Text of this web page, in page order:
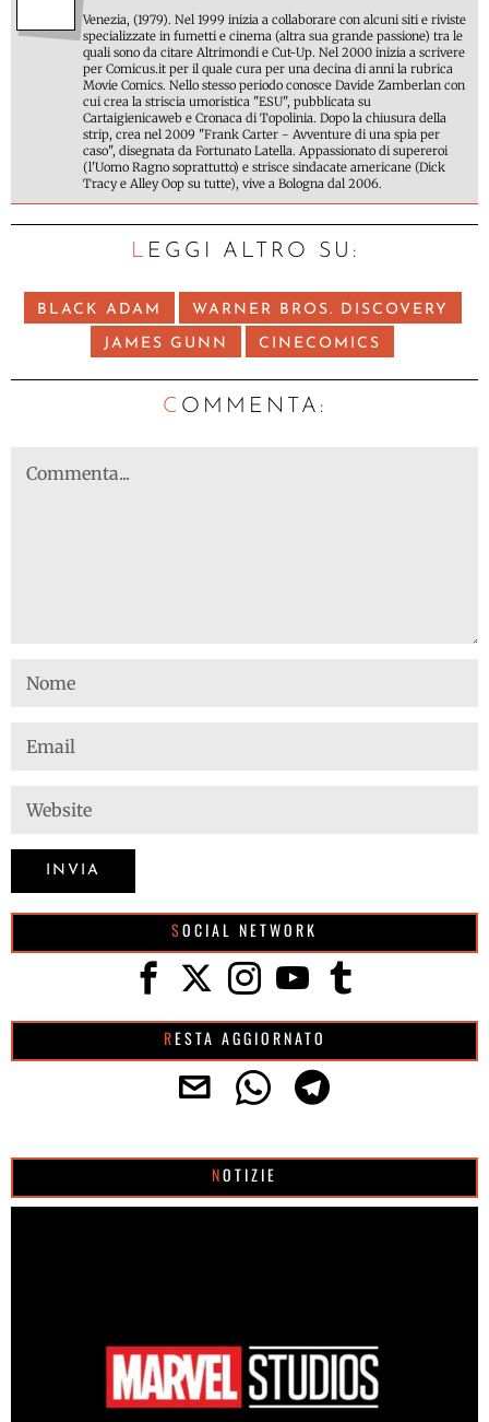
Venezia, (1979). Nel 1999 inizia a collaborare con alcuni siti e riviste
specializzate in fumetti e cinema (altra sua grande passione) tra le
quali sono da citare Altrimondi e Cut-Up. Nel 2000 inizia a scrivere
per Comicus.it per il quale cura per una decina di anni la rubrica
Movie Comics. Nello stesso periodo conosce Davide Zamberlan con
cui crea la striscia umoristica "ESU", pubblicata su
Cartaigienicaweb e Cronaca di Topolinia. Dopo la chiusura della
strip, crea nel 2009 "Frank Carter - Avventure di una spia per
caso", disegnata da Fortunato Latella. Appassionato di supereroi
(l'Uomo Ragno soprattutto) e strisce sindacate americane (Dick
Tracy e Alley Oop su tutte), vive a Bologna dal 2006.
LEGGI ALTRO SU:
BLACK ADAM WARNER BROS. DISCOVERY
JAMES GUNN CINECOMICS
C OMMENTA:
SOCIAL NETWORK
RESTA AGGIORNATO
NOTIZIE